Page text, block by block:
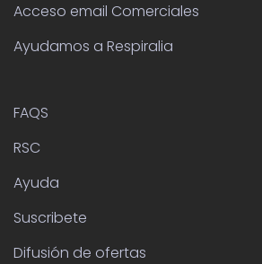
Acceso email Comerciales
Ayudamos a Respiralia
FAQS
RSC
Ayuda
Suscribete
Difusión de ofertas